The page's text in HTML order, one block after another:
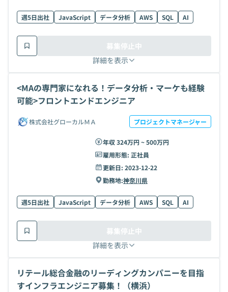
週5日出社 JavaScript データ分析 AWS SQL AI
詳細を表示
募集停止中
<MAの専門家になれる！データ分析・マーケも経験
可能>フロントエンドエンジニア
株式会社グローカルＭＡ プロジェクトマネージャー
年収 324万円 ~ 500万円
雇用形態: 正社員
更新日: 2023-12-22
勤務地:神奈川県
週5日出社 JavaScript データ分析 AWS SQL AI
詳細を表示
募集停止中
リテール総合金融のリーディングカンパニーを目指
すインフラエンジニア募集！（横浜）